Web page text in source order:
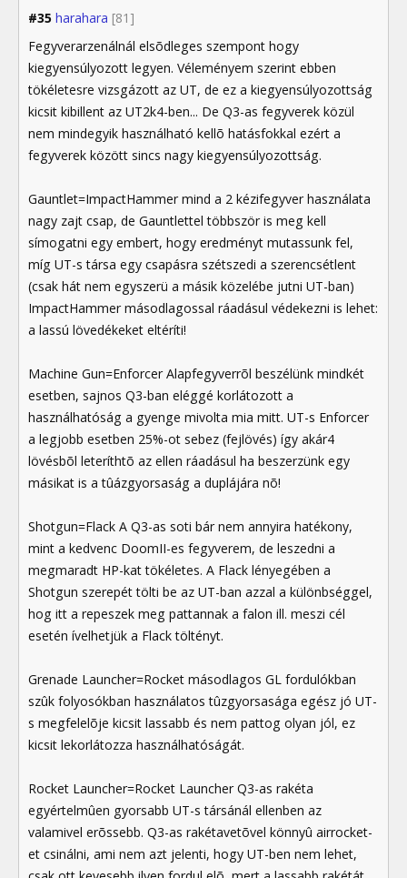
#35 harahara [81]
Fegyverarzenálnál elsõdleges szempont hogy
kiegyensúlyozott legyen. Véleményem szerint ebben
tökéletesre vizsgázott az UT, de ez a kiegyensúlyozottság
kicsit kibillent az UT2k4-ben... De Q3-as fegyverek közül
nem mindegyik használható kellõ hatásfokkal ezért a
fegyverek között sincs nagy kiegyensúlyozottság.
Gauntlet=ImpactHammer mind a 2 kézifegyver használata
nagy zajt csap, de Gauntlettel többször is meg kell
símogatni egy embert, hogy eredményt mutassunk fel,
míg UT-s társa egy csapásra szétszedi a szerencsétlent
(csak hát nem egyszerü a másik közelébe jutni UT-ban)
ImpactHammer másodlagossal ráadásul védekezni is lehet:
a lassú lövedékeket eltéríti!
Machine Gun=Enforcer Alapfegyverrõl beszélünk mindkét
esetben, sajnos Q3-ban eléggé korlátozott a
használhatóság a gyenge mivolta mia mitt. UT-s Enforcer
a legjobb esetben 25%-ot sebez (fejlövés) így akár4
lövésbõl leteríthtõ az ellen ráadásul ha beszerzünk egy
másikat is a tûázgyorsaság a duplájára nõ!
Shotgun=Flack A Q3-as soti bár nem annyira hatékony,
mint a kedvenc DoomII-es fegyverem, de leszedni a
megmaradt HP-kat tökéletes. A Flack lényegében a
Shotgun szerepét tölti be az UT-ban azzal a különbséggel,
hog itt a repeszek meg pattannak a falon ill. meszi cél
esetén ívelhetjük a Flack töltényt.
Grenade Launcher=Rocket másodlagos GL fordulókban
szûk folyosókban használatos tûzgyorsasága egész jó UT-
s megfelelõje kicsit lassabb és nem pattog olyan jól, ez
kicsit lekorlátozza használhatóságát.
Rocket Launcher=Rocket Launcher Q3-as rakéta
egyértelmûen gyorsabb UT-s társánál ellenben az
valamivel erõssebb. Q3-as rakétavetõvel könnyû airrocket-
et csinálni, ami nem azt jelenti, hogy UT-ben nem lehet,